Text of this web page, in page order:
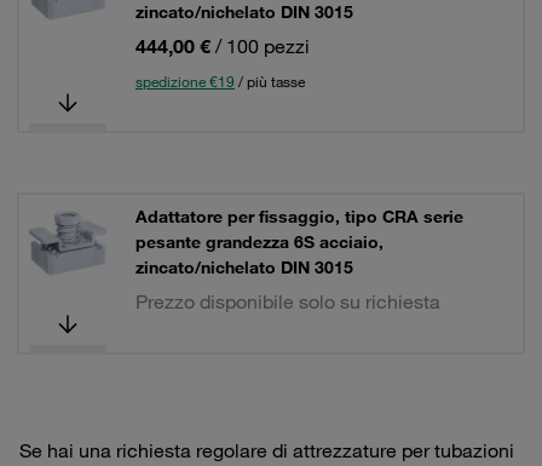
zincato/nichelato DIN 3015
444,00 € / 100 pezzi
spedizione €19 / più tasse
Adattatore per fissaggio, tipo CRA serie
pesante grandezza 6S acciaio,
zincato/nichelato DIN 3015
Prezzo disponibile solo su richiesta
Se hai una richiesta regolare di attrezzature per tubazioni